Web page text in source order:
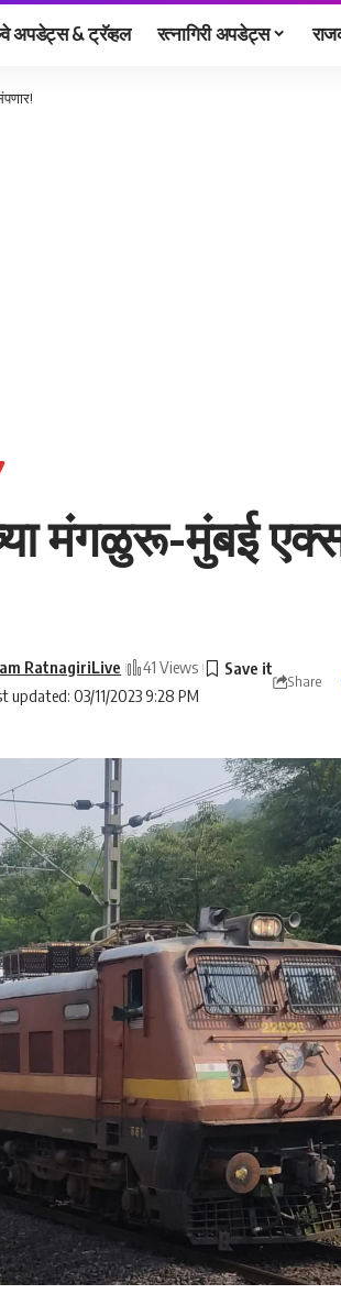
अपडेट्स & ट्रॅव्हल रत्नागिरी अपडेट्स
मंगळुरू-मुंबई
updated: 03/11/2023 9:28 PM
RatnagiriLive 41 Views
Share